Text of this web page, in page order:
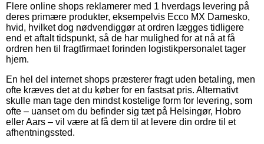
Flere online shops reklamerer med 1 hverdags levering på
deres primære produkter, eksempelvis Ecco MX Damesko,
hvid, hvilket dog nødvendiggør at ordren lægges tidligere
end et aftalt tidspunkt, så de har mulighed for at nå at få
ordren hen til fragtfirmaet forinden logistikpersonalet tager
hjem.
En hel del internet shops præsterer fragt uden betaling, men
ofte kræves det at du køber for en fastsat pris. Alternativt
skulle man tage den mindst kostelige form for levering, som
ofte – uanset om du befinder sig tæt på Helsingør, Hobro
eller Aars – vil være at få dem til at levere din ordre til et
afhentningssted.